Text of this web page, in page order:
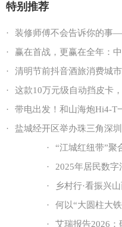
特别推荐
·
装修师傅不会告诉你的事
·
赢在首战，更赢在全年：
·
清明节前抖音酒旅消费城
·
这款10万元级自动挡皮卡
·
带电出发！和山海炮Hi4-T
·
盐城经开区举办珠三角深
·
“江城红纽带”聚
·
2025年居民数字
·
乡村行·看振兴
·
何以“大圆柱大
·
艾瑞报告2026